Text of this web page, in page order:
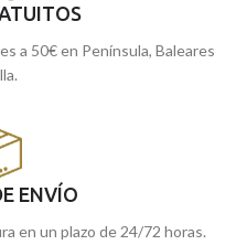
a 50€ en Península, Baleares
ENVÍO
en un plazo de 24/72 horas.